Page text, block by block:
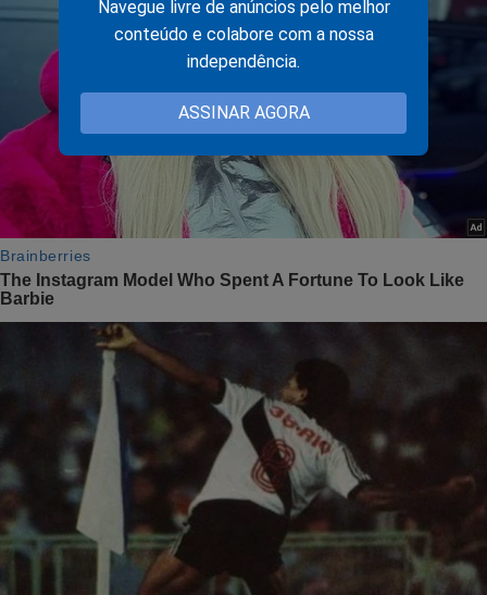
Navegue livre de anúncios pelo melhor
conteúdo e colabore com a nossa
independência.
ASSINAR AGORA